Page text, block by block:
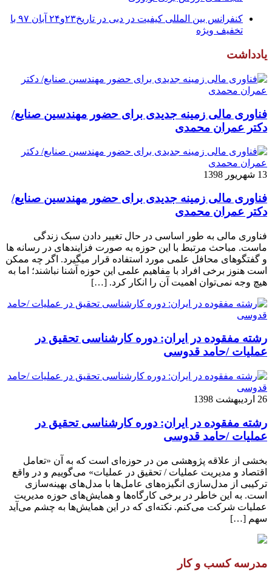
کنفرانس بین المللی کیفیت در دبی در تاریخ۲۳و۲۴ آبان ۹۷ با
تخفیف ویژه
یادداشت
فناوری مالی زمینه جدیدی برای حضور مهندسین صنایع/
دکتر عمران محمدی
13 شهریور 1398
فناوری مالی زمینه جدیدی برای حضور مهندسین صنایع/
دکتر عمران محمدی
فناوری مالی به طور اساسی در حال تغییر دادن سبک زندگی
ماست. مباحث مرتبط با این حوزه به صورت فزاینده­ای در رسانه­ ها
و گفتگوهای محافل علمی مورد استفاده قرار می­گیرد. اگر چه ممکن
است هنوز برخی افراد با مفاهیم علمی این حوزه آشنا نباشند؛ اما به
هیچ وجه نمی‌توان اهمیت آن را انکار کرد. […]
رشته مفقوده در ایران: دوره کارشناسی تحقیق در
عملیات /حامد قدوسی
26 اردیبهشت 1398
رشته مفقوده در ایران: دوره کارشناسی تحقیق در
عملیات /حامد قدوسی
بخشی از علاقه پژوهشی من در حوزه‌ای است که به آن «تعامل
اقتصاد و مدیریت عملیات / تحقیق در عملیات» می‌گوییم و در واقع
ترکیبی از مدل‌سازی انگیزه‌های عامل‌ها با مدل‌های بهینه‌سازی
است. به این خاطر در برخی کارگاه‌ها و همایش‌های حوزه مدیریت
عملیات شرکت می‌کنم. نکته‌ای که در این همایش‌ها به چشم می‌آید
سهم […]
مدرسه کسب و کار